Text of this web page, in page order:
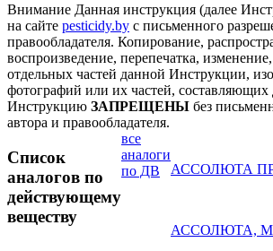
Внимание Данная инструкция (далее
на сайте pesticidy.by с письменного
правообладателя. Копирование,
воспроизведение, перепечатка,
отдельных частей данной Инструкции,
фотографий или их частей,
Инструкцию ЗАПРЕЩЕНЫ без
автора и правообладателя.
Список
аналогов по
действующему
веществу
все
аналоги
по ДВ
АССОЛЮТА
АССОЛЮТА,